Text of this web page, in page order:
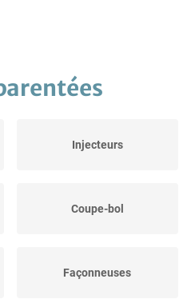
Injecteurs
Coupe-bol
Façonneuses